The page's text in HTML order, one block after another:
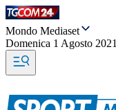
Mondo Mediaset
Domenica 1 Agosto 2021